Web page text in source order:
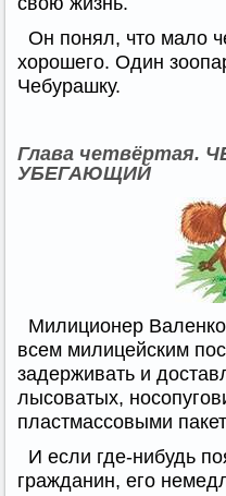
Он понял, что мало
хорошего. Один
Чебурашку.
Глава четвёртая.
УБЕГАЮЩИЙ
Милиционер
всем милицейским
задерживать и
лысоватых,
пластмассовыми
И если где-нибудь
гражданин, его